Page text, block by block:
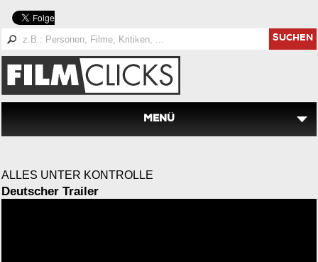
SUCHEN
MENÜ
ALLES UNTER KONTROLLE
Deutscher Trailer